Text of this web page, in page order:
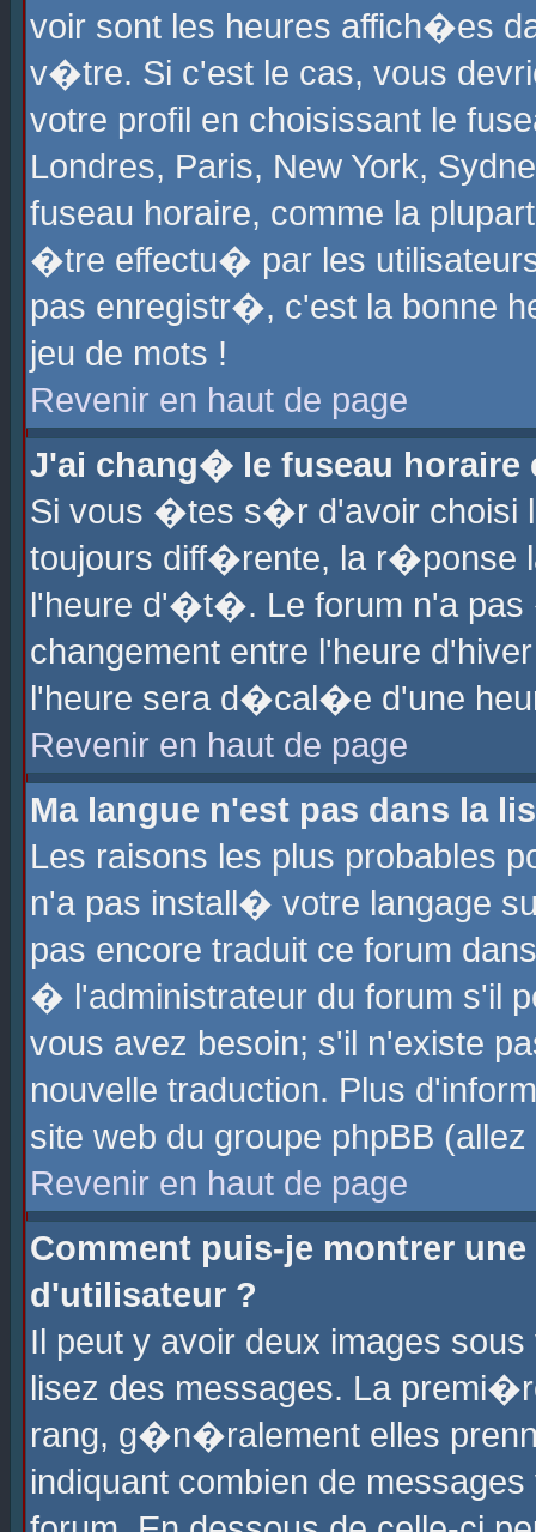
voir sont les heures affich�es
v�tre. Si c'est le cas, vous
votre profil en choisissant le
Londres, Paris, New York,
fuseau horaire, comme la
�tre effectu� par les
pas enregistr�, c'est la bonne
jeu de mots !
Revenir en haut de page
J'ai chang� le fuseau horaire
Si vous �tes s�r d'avoir choisi
toujours diff�rente, la r�ponse
l'heure d'�t�. Le forum n'a
changement entre l'heure
l'heure sera d�cal�e d'une
Revenir en haut de page
Ma langue n'est pas dans la
Les raisons les plus probables
n'a pas install� votre langage
pas encore traduit ce forum
� l'administrateur du forum s'il
vous avez besoin; s'il n'existe
nouvelle traduction. Plus
site web du groupe phpBB
Revenir en haut de page
Comment puis-je montrer
d'utilisateur ?
Il peut y avoir deux images
lisez des messages. La
rang, g�n�ralement elles
indiquant combien de